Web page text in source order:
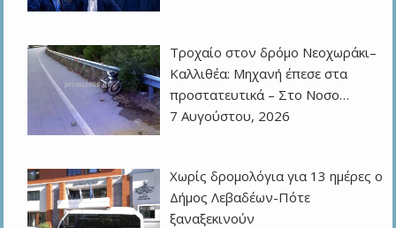
Τροχαίο στον δρόμο Νεοχωράκι–
Καλλιθέα: Μηχανή έπεσε στα
προστατευτικά – Στο Νοσο…
7 Αυγούστου, 2026
Χωρίς δρομολόγια για 13 ημέρες ο
Δήμος Λεβαδέων-Πότε
ξαναξεκινούν